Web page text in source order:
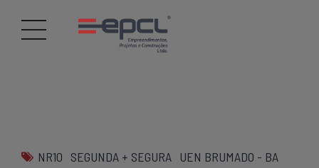
NR10 SEGUNDA + SEGURA UEN BRUMADO - BA